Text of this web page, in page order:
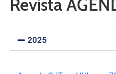
Local
Revista
2025